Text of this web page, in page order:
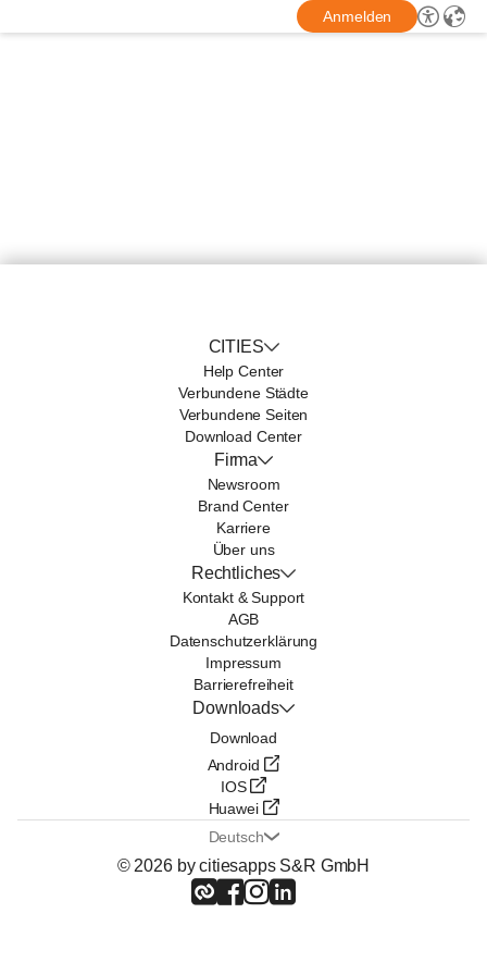
Anmelden
CITIES
Help Center
Verbundene Städte
Verbundene Seiten
Download Center
Firma
Newsroom
Brand Center
Karriere
Über uns
Rechtliches
Kontakt & Support
AGB
Datenschutzerklärung
Impressum
Barrierefreiheit
Downloads
Download
Android
IOS
Huawei
Deutsch
© 2026 by citiesapps S&R GmbH